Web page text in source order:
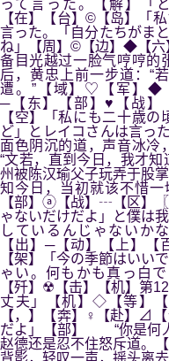
って言った。【解】「
【在】【台】©【岛】「
言った。「自分たちがま
ね」【周】©【边】◆【
备目光越过一脸气哼哼的
后，黄忠上前一步道：“
遭。”【域】♡【军】◆
─【东】【部】♥【战】
【空】「私にも二十歳
ど」とレイコさんは言
面色阴沉的道，声音冰
“文若，直到今日，我才
州被陈汉瑜父子玩弄于股
知今日，当初就该不惜一
【部】ⓐ【战】┄【区】
ゃないだけだよ」と僕は
しているんじゃないか
【出】─【动】【上】
【架】「今の季節はいい
ゃい。何もかも真っ白
【歼】☢【击】【机】第
丈夫」【机】◇【等】
【，】【奔】♀【赴】⊿
だよ」【部】 “你是何人
赵德还是忍不住怒斥道
背影，轻叹一声，摇头离